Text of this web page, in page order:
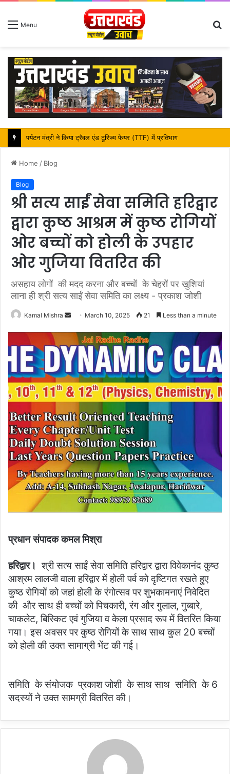
Menu
पर्यटन मंत्री ने किया ट्रैवल एंड टूरिज्म फेयर (TTF) में प्रतिभाग
Home / Blog
Blog
श्री सत्य साईं सेवा समिति हरिद्वार
द्वारा कुष्ठ आश्रम में कुष्ठ रोगियों
ओर बच्चों को होली के उपहार
ओर गुजिया वितरित की
असहाय लोगों की मदद करना और बच्चों के चेहरों पर खुशियां
लाना ही श्री सत्य साईं सेवा समिति का लक्ष्य - प्रकाश जोशी
Kamal Mishra
Send
email
March 10, 2025 21 Less than a minute
प्रधान संपादक कमल मिश्रा
हरिद्वार। श्री सत्य साईं सेवा समिति हरिद्वार द्वारा विवेकानंद कुष्ठ
आश्रम लालजी वाला हरिद्वार में होली पर्व को दृष्टिगत रखते हुए
कुष्ठ रोगियों को जहां होली के रंगोत्सव पर शुभकामनाएं निवेदित
की और साथ ही बच्चों को पिचकारी, रंग और गुलाल, गुब्बारे,
चाकलेट, बिस्किट एवं गुजिया व केला प्रसाद रूप में वितरित किया
गया। इस अवसर पर कुष्ठ रोगियों के साथ साथ कुल 20 बच्चों
को होली की उक्त सामाग्री भेंट की गई।
समिति के संयोजक प्रकाश जोशी के साथ साथ समिति के 6
सदस्यों ने उक्त सामग्री वितरित की।